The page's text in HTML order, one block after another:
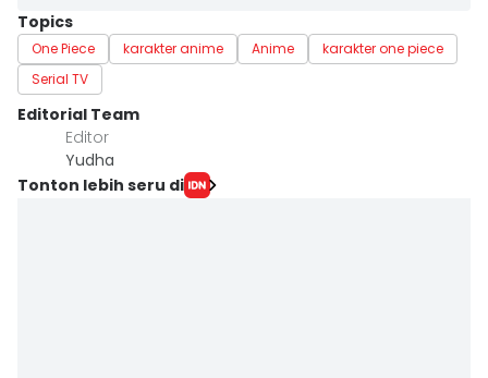
Topics
One Piece karakter anime Anime
karakter one piece
Serial TV
Editorial Team
Editor
Yudha ‎
Tonton lebih seru di